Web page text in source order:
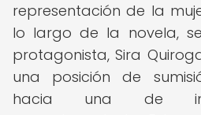
representación de la
lo largo de la novela,
protagonista, Sira
una posición de
hacia una de